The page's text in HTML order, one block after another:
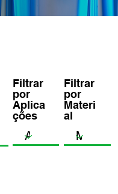
Filtrar
por
Aplica
ções
Filtrar
por
Materi
al